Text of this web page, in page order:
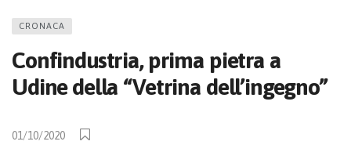
CRONACA
Confindustria, prima pietra a
Udine della “Vetrina dell’ingegno”
01/10/2020